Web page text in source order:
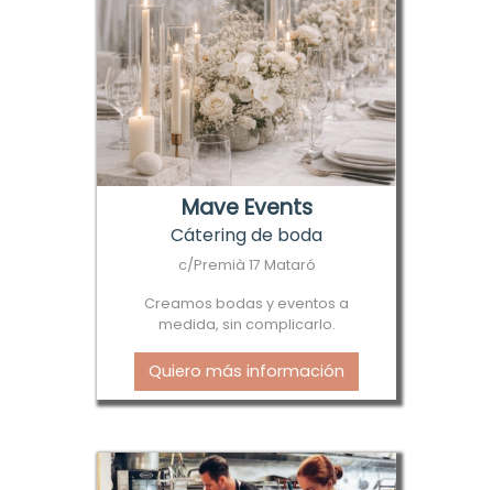
Mave Events
Cátering de boda
c/Premià 17 Mataró
Creamos bodas y eventos a
medida, sin complicarlo.
Quiero más información